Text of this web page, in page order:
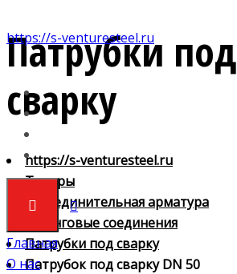
https://s-venturesteel.ru
Главная
О нас
Патрубки под
сварку
https://s-venturesteel.ru
Товары
4. Соединительная арматура
Шланговые соединения
Патрубки под сварку
Патрубок под сварку DN 50